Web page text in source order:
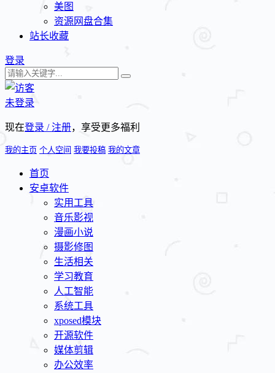
美图
资源网盘合集
站长收藏
登录
未登录
现在登录 / 注册，享受更多福利
我的主页 个人空间 我要投稿 我的文章
首页
安卓软件
实用工具
音乐影视
漫画小说
摄影修图
生活相关
学习教育
人工智能
系统工具
xposed模块
开源软件
媒体剪辑
办公效率